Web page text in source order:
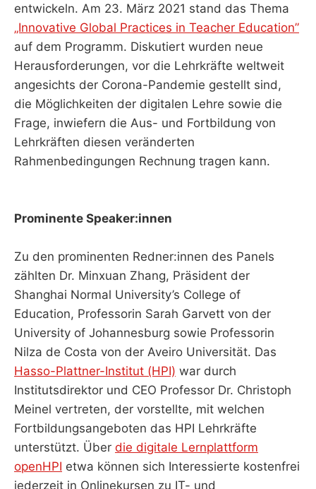
entwickeln. Am 23. März 2021 stand das Thema
„Innovative Global Practices in Teacher Education”
auf dem Programm. Diskutiert wurden neue
Herausforderungen, vor die Lehrkräfte weltweit
angesichts der Corona-Pandemie gestellt sind,
die Möglichkeiten der digitalen Lehre sowie die
Frage, inwiefern die Aus- und Fortbildung von
Lehrkräften diesen veränderten
Rahmenbedingungen Rechnung tragen kann.
Prominente Speaker:innen
Zu den prominenten Redner:innen des Panels
zählten Dr. Minxuan Zhang, Präsident der
Shanghai Normal University’s College of
Education, Professorin Sarah Garvett von der
University of Johannesburg sowie Professorin
Nilza de Costa von der Aveiro Universität. Das
Hasso-Plattner-Institut (HPI) war durch
Institutsdirektor und CEO Professor Dr. Christoph
Meinel vertreten, der vorstellte, mit welchen
Fortbildungsangeboten das HPI Lehrkräfte
unterstützt. Über die digitale Lernplattform
openHPI etwa können sich Interessierte kostenfrei
jederzeit in Onlinekursen zu IT- und